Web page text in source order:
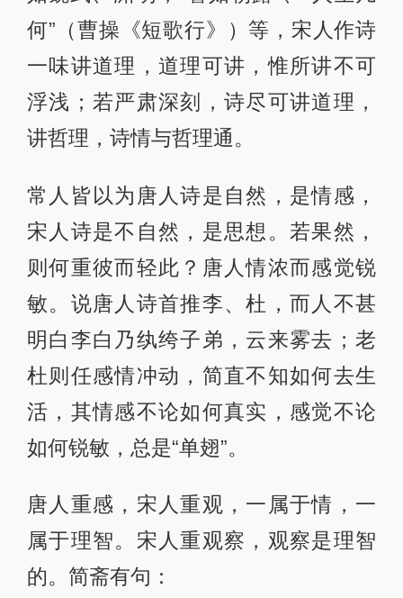
何”（曹操《短歌行》）等，宋人作诗
一味讲道理，道理可讲，惟所讲不可
浮浅；若严肃深刻，诗尽可讲道理，
讲哲理，诗情与哲理通。
常人皆以为唐人诗是自然，是情感，
宋人诗是不自然，是思想。若果然，
则何重彼而轻此？唐人情浓而感觉锐
敏。说唐人诗首推李、杜，而人不甚
明白李白乃纨绔子弟，云来雾去；老
杜则任感情冲动，简直不知如何去生
活，其情感不论如何真实，感觉不论
如何锐敏，总是“单翅”。
唐人重感，宋人重观，一属于情，一
属于理智。宋人重观察，观察是理智
的。简斋有句：